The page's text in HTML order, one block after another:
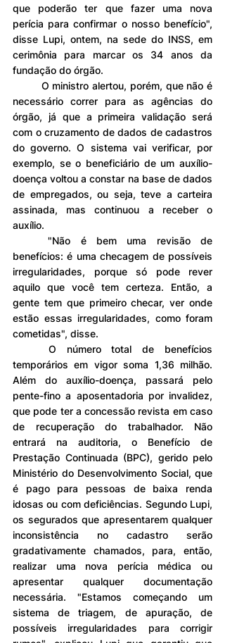
que poderão ter que fazer uma nova
perícia para confirmar o nosso benefício",
disse Lupi, ontem, na sede do INSS, em
cerimônia para marcar os 34 anos da
fundação do órgão.
necessário correr para as agências do
órgão, já que a primeira validação será
com o cruzamento de dados de cadastros
do governo. O sistema vai verificar, por
exemplo, se o beneficiário de um auxílio-
doença voltou a constar na base de dados
de empregados, ou seja, teve a carteira
assinada, mas continuou a receber o
auxílio.
	"Não é bem uma revisão de
benefícios: é uma checagem de possíveis
irregularidades, porque só pode rever
aquilo que você tem certeza. Então, a
gente tem que primeiro checar, ver onde
estão essas irregularidades, como foram
cometidas", disse.
temporários em vigor soma 1,36 milhão.
Além do auxílio-doença, passará pelo
pente-fino a aposentadoria por invalidez,
que pode ter a concessão revista em caso
de recuperação do trabalhador. Não
entrará na auditoria, o Benefício de
Prestação Continuada (BPC), gerido pelo
Ministério do Desenvolvimento Social, que
é pago para pessoas de baixa renda
idosas ou com deficiências. Segundo Lupi,
os segurados que apresentarem qualquer
inconsistência no cadastro serão
gradativamente chamados, para, então,
realizar uma nova perícia médica ou
apresentar qualquer documentação
necessária. "Estamos começando um
sistema de triagem, de apuração, de
possíveis irregularidades para corrigir